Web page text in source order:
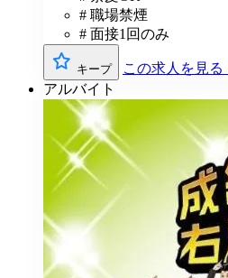
# 職場禁煙
# 面接1回のみ
キープ この求人を見る
アルバイト